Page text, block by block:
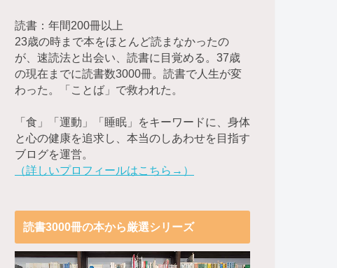
読書：年間200冊以上
23歳の時まで本をほとんど読まなかったの
が、速読法と出会い、読書に目覚める。37歳
の現在までに読書数3000冊。読書で人生が変
わった。「ことば」で救われた。
「食」「運動」「睡眠」をキーワードに、身体
と心の健康を追求し、本当のしあわせを目指す
ブログを運営。
（詳しいプロフィールはこちら→）
読書3000冊の本から厳選シリーズ